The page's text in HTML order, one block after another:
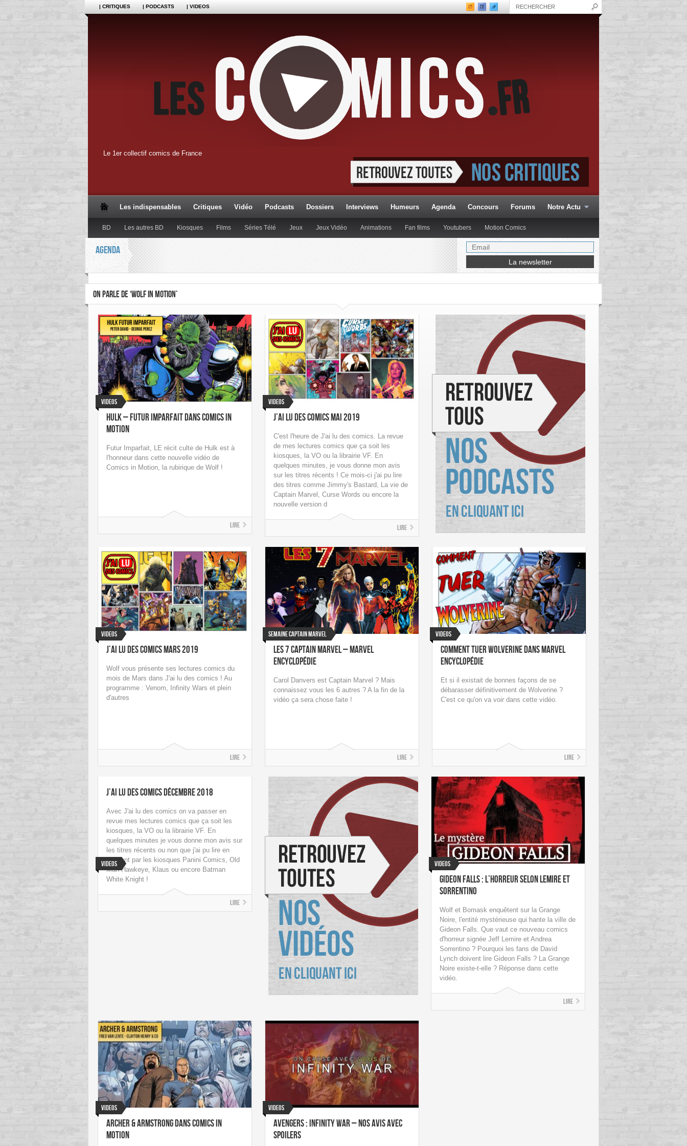
| CRITIQUES | PODCASTS | VIDEOS
Le 1er collectif comics de France
Les indispensables Critiques Vidéo Podcasts Dossiers Interviews Humeurs Agenda Concours Forums Notre Actu
BD Les autres BD Kiosques Films Séries Télé Jeux Jeux Vidéo Animations Fan films Youtubers Motion Comics
AGENDA
ON PARLE DE ‘WOLF IN MOTION’
Videos
Hulk – Futur Imparfait dans Comics in
Motion
Futur Imparfait, LE récit culte de Hulk est à
l'honneur dans cette nouvelle vidéo de
Comics in Motion, la rubirique de Wolf !
Lire
Videos
J’ai Lu des Comics Mai 2019
C'est l'heure de J'ai lu des comics. La revue
de mes lectures comics que ça soit les
kiosques, la VO ou la librairie VF. En
quelques minutes, je vous donne mon avis
sur les titres récents ! Ce mois-ci j'ai pu lire
des titres comme Jimmy's Bastard, La vie de
Captain Marvel, Curse Words ou encore la
nouvelle version d
Lire
Videos
J’ai Lu des Comics Mars 2019
Wolf vous présente ses lectures comics du
mois de Mars dans J'ai lu des comics ! Au
programme : Venom, Infinity Wars et plein
d'autres
Lire
Semaine Captain Marvel
Les 7 Captain Marvel – Marvel
Encyclopédie
Carol Danvers est Captain Marvel ? Mais
connaissez vous les 6 autres ? A la fin de la
vidéo ça sera chose faite !
Lire
Videos
Comment tuer Wolverine dans Marvel
Encyclopédie
Et si il existait de bonnes façons de se
débarasser définitivement de Wolverine ?
C'est ce qu'on va voir dans cette vidéo.
Lire
Videos
J’ai lu des comics Décembre 2018
Avec J'ai lu des comics on va passer en
revue mes lectures comics que ça soit les
kiosques, la VO ou la librairie VF. En
quelques minutes je vous donne mon avis sur
les titres récents ou non que j'ai pu lire en
passant par les kiosques Panini Comics, Old
Man Hawkeye, Klaus ou encore Batman
White Knight !
Lire
Videos
Gideon Falls : l’horreur selon Lemire et
Sorrentino
Wolf et Bomask enquêtent sur la Grange
Noire, l'entité mystérieuse qui hante la ville de
Gideon Falls. Que vaut ce nouveau comics
d'horreur signée Jeff Lemire et Andrea
Sorrentino ? Pourquoi les fans de David
Lynch doivent lire Gideon Falls ? La Grange
Noire existe-t-elle ? Réponse dans cette
vidéo.
Lire
Videos
Archer & Armstrong dans Comics In
Motion
Videos
Avengers : Infinity War – nos avis avec
spoilers